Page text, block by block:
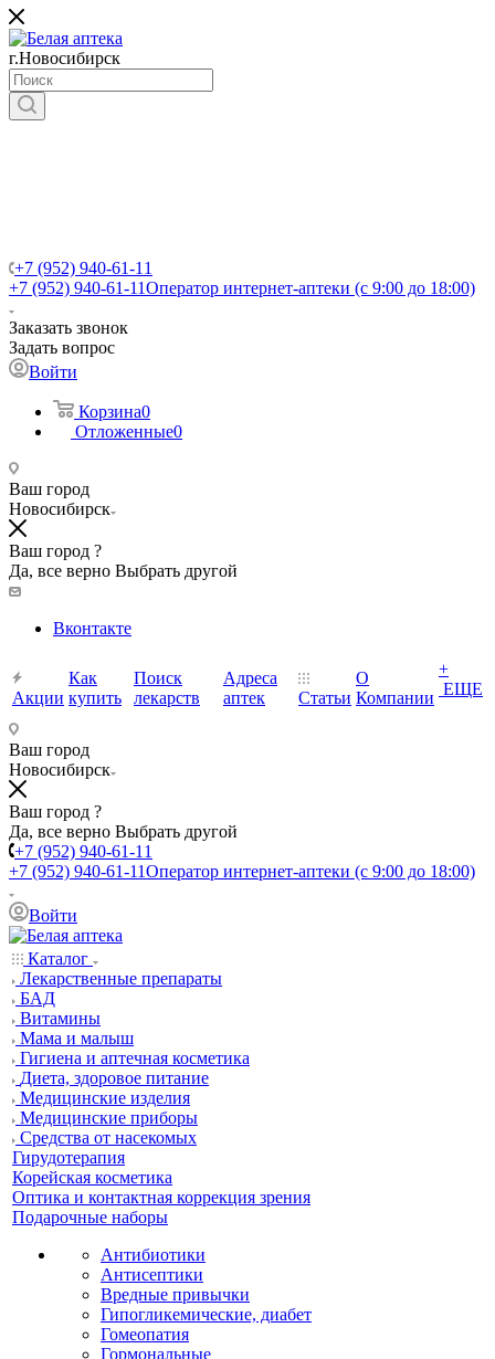
г.Новосибирск
+7 (952) 940-61-11
+7 (952) 940-61-11Оператор интернет-аптеки (с 9:00 до 18:00)
Заказать звонок
Задать вопрос
Войти
Корзина0
Отложенные0
Ваш город
Новосибирск
Ваш город ?
Да, все верно Выбрать другой
Вконтакте
Акции
Как
купить
Поиск
лекарств
Адреса
аптек
Статьи
О
Компании
+
ЕЩЕ
Ваш город
Новосибирск
Ваш город ?
Да, все верно Выбрать другой
+7 (952) 940-61-11
+7 (952) 940-61-11Оператор интернет-аптеки (с 9:00 до 18:00)
Войти
Каталог
Лекарственные препараты
БАД
Витамины
Мама и малыш
Гигиена и аптечная косметика
Диета, здоровое питание
Медицинские изделия
Медицинские приборы
Средства от насекомых
Гирудотерапия
Корейская косметика
Оптика и контактная коррекция зрения
Подарочные наборы
Антибиотики
Антисептики
Вредные привычки
Гипогликемические, диабет
Гомеопатия
Гормональные